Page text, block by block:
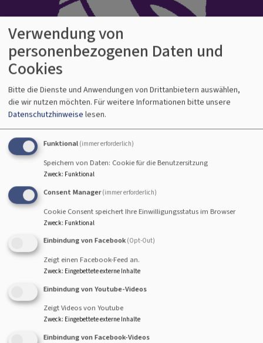
Evangelisch-Lutherisches Dekanat
Bamberg
Kirche auf gutem Grund
Hauptnavigation
Konfirmand:innen- und Jugendarbeit in der Westregion
Verwendung von
personenbezogenen Daten und
Cookies
Bitte die Dienste und Anwendungen von Drittanbietern auswählen,
die wir nutzen möchten. Für weitere Informationen bitte unsere
Datenschutzhinweise lesen.
Funktional (immer erforderlich)
Speichern von Daten: Cookie für die Benutzersitzung
Zweck: Funktional
Consent Manager (immer erforderlich)
Cookie Consent speichert Ihre Einwilligungsstatus im Browser
Zweck: Funktional
Einbindung von Facebook (Opt-Out)
Zeigt einen Facebook-Feed an.
Zweck: Eingebettete externe Inhalte
Einbindung von Youtube-Videos
Zeigt Videos von Youtube
Zweck: Eingebettete externe Inhalte
Einbindung von Facebook-Videos